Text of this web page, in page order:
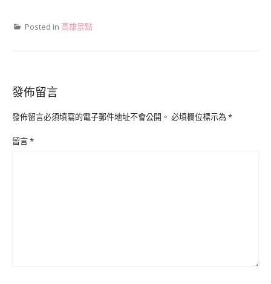
Posted in 高雄景點
發佈留言
發佈留言必須填寫的電子郵件地址不會公開。 必填欄位標示為*
留言*